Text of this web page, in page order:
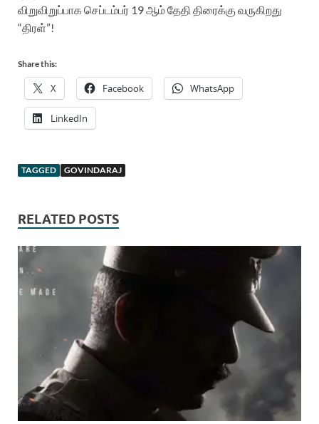
விறுவிறுப்பாக செப்டம்பர் 19 ஆம் தேதி திரைக்கு வருகிறது
“திரள்”!
Share this:
X Facebook WhatsApp
LinkedIn
TAGGED GOVINDARAJ
RELATED POSTS